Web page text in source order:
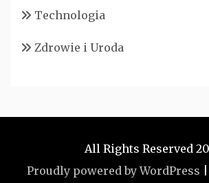
Technologia
Zdrowie i Uroda
All Rights Reserved
Proudly powered by WordPress